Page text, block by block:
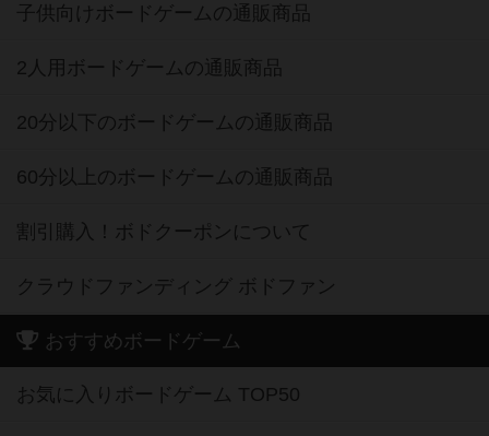
子供向けボードゲームの通販商品
2人用ボードゲームの通販商品
20分以下のボードゲームの通販商品
60分以上のボードゲームの通販商品
割引購入！ボドクーポンについて
クラウドファンディング ボドファン
おすすめボードゲーム
お気に入りボードゲーム TOP50